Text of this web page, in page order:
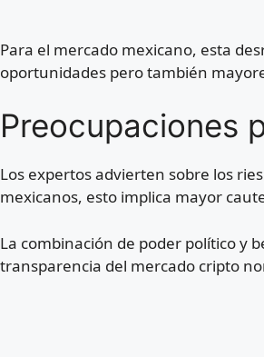
Para el mercado mexicano, esta
oportunidades pero también
Preocupaciones
Los expertos advierten sobre los
mexicanos, esto implica mayor
La combinación de poder político y
transparencia del mercado cripto